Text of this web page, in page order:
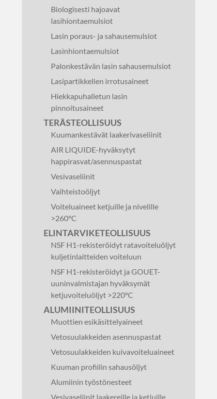
Biologisesti hajoavat
lasihiontaemulsiot
Lasin poraus- ja sahausemulsiot
Lasinhiontaemulsiot
Palonkestävän lasin sahausemulsiot
Lasipartikkelien irrotusaineet
Hiekkapuhalletun lasin
pinnoitusaineet
TERÄSTEOLLISUUS
Kuumankestävät laakerivaseliinit
AIR LIQUIDE-hyväksytyt
happirasvat/asennuspastat
Vesivaseliinit
Vaihteistoöljyt
Voiteluaineet ketjuille ja nivelille
>260°C
ELINTARVIKETEOLLISUUS
NSF H1-rekisteröidyt ratavoiteluöljyt
kuljetinlaitteiden voiteluun
NSF H1-rekisteröidyt ja GOUET-
uuninvalmistajan hyväksymät
ketjuvoiteluöljyt >220°C
ALUMIINITEOLLISUUS
Muottien esikäsittelyaineet
Vetosuulakkeiden asennuspastat
Vetosuulakkeiden kuivavoiteluaineet
Kuuman profiilin sahausöljyt
Alumiinin työstönesteet
Vesivaseliinit laakereille ja ketjuille